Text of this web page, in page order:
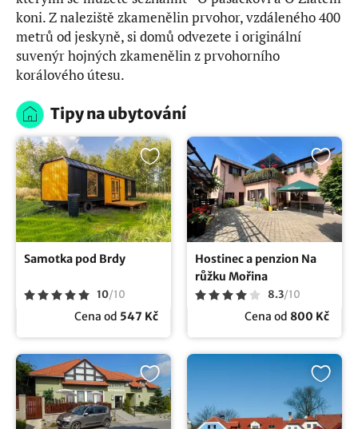
koni. Z naleziště zkamenělin prvohor, vzdáleného 400
metrů od jeskyně, si domů odvezete i originální
suvenýr hojných zkamenělin z prvohorního
korálového útesu.
Tipy na ubytování
Samotka pod Brdy
10/10
Cena od 547 Kč
Hostinec a penzion Na
růžku Mořina
8.3/10
Cena od 800 Kč